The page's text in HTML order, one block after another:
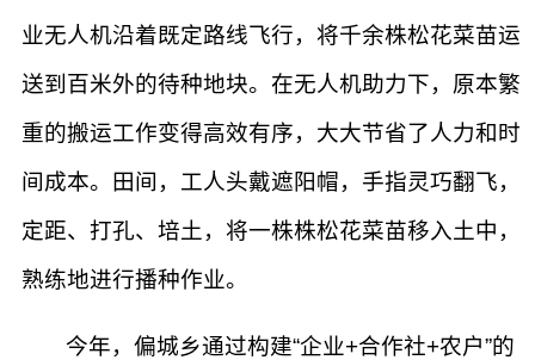
业无人机沿着既定路线飞行，将千余株松花菜苗运
送到百米外的待种地块。在无人机助力下，原本繁
重的搬运工作变得高效有序，大大节省了人力和时
间成本。田间，工人头戴遮阳帽，手指灵巧翻飞，
定距、打孔、培土，将一株株松花菜苗移入土中，
熟练地进行播种作业。
今年，偏城乡通过构建“企业+合作社+农户”的